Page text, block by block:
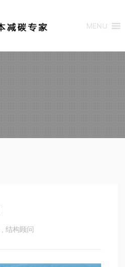
MENU
结构顾问